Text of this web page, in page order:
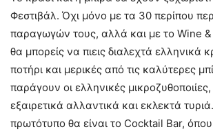
Φεστιβάλ. Όχι μόνο με τα 30 περίπου
παραγωγών τους, αλλά και με το Wine
θα μπορείς να πιεις διαλεχτά ελληνικά
ποτήρι και μερικές από τις καλύτερες
παράγουν οι ελληνικές
εξαιρετικά αλλαντικά και εκλεκτά
πρωτότυπο θα είναι το Cocktail Bar,